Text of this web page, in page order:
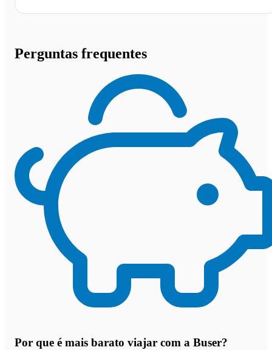
Perguntas frequentes
Por que é mais barato viajar com a Buser?